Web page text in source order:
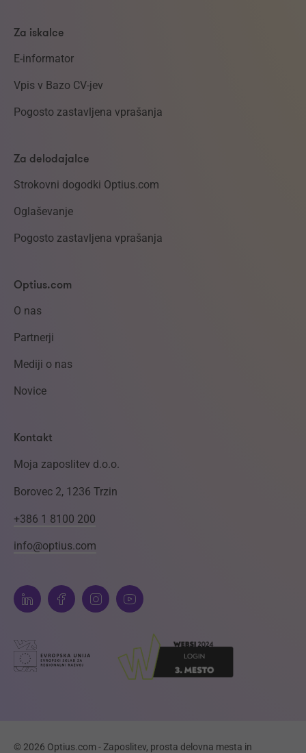
Za iskalce
E-informator
Vpis v Bazo CV-jev
Pogosto zastavljena vprašanja
Za delodajalce
Strokovni dogodki Optius.com
Oglaševanje
Pogosto zastavljena vprašanja
Optius.com
O nas
Partnerji
Mediji o nas
Novice
Kontakt
Moja zaposlitev d.o.o.
Borovec 2, 1236 Trzin
+386 1 8100 200
info@optius.com
© 2026 Optius.com - Zaposlitev, prosta delovna mesta in